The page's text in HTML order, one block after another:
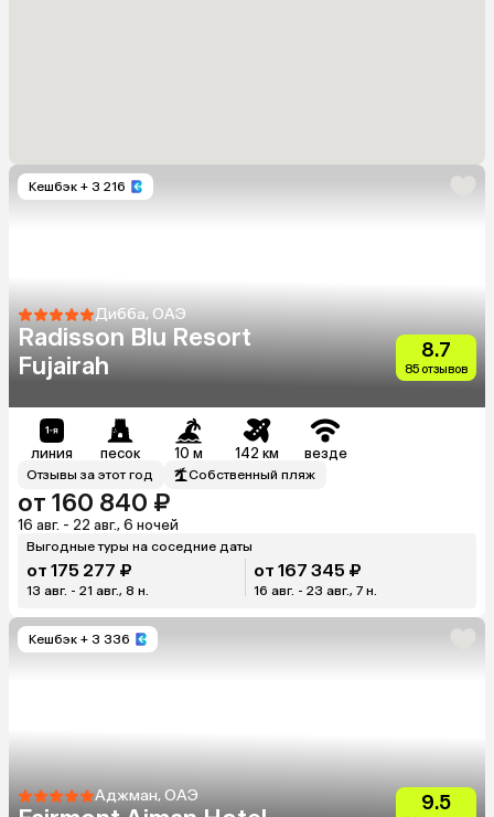
Кешбэк + 3 216
Дибба, ОАЭ
Radisson Blu Resort
Fujairah
8.7
85 отзывов
линия песок 10 м 142 км везде
Отзывы за этот год Собственный пляж
от 160 840 ₽
16 авг. - 22 авг., 6 ночей
Выгодные туры на соседние даты
от 175 277 ₽
13 авг. - 21 авг., 8 н.
от 167 345 ₽
16 авг. - 23 авг., 7 н.
Кешбэк + 3 336
Аджман, ОАЭ 9.5